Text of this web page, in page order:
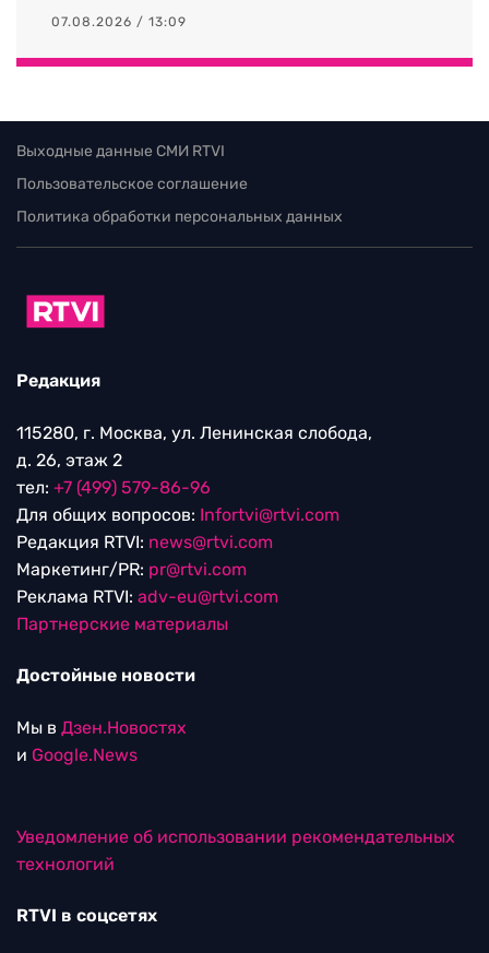
07.08.2026 / 13:09
Выходные данные СМИ RTVI
Пользовательское соглашение
Политика обработки персональных данных
Редакция
115280, г. Москва, ул. Ленинская слобода,
д. 26, этаж 2
тел: +7 (499) 579-86-96
Для общих вопросов: Infortvi@rtvi.com
Редакция RTVI: news@rtvi.com
Маркетинг/PR: pr@rtvi.com
Реклама RTVI: adv-eu@rtvi.com
Партнерские материалы
Достойные новости
Мы в Дзен.Новостях
и Google.News
Уведомление об использовании рекомендательных
технологий
RTVI в соцсетях